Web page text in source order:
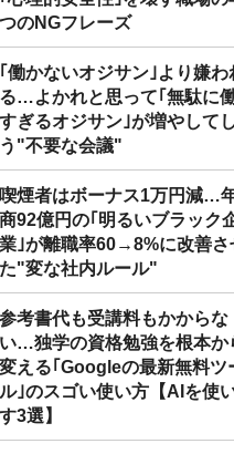
つのNGフレーズ
｢働かないオジサン｣より嫌わ
る…よかれと思って｢無駄に
すぎるオジサン｣が増やして
う"不要な会議"
喫煙者はボーナス1万円減…
商92億円の｢明るいブラック
業｣が離職率60→8%に改善さ
た"変な社内ルール"
参考書代も受講料もかからな
い…独学の資格勉強を根本か
変える｢Googleの最新無料ツ
ル｣のスゴい使い方【AIを使
す3選】